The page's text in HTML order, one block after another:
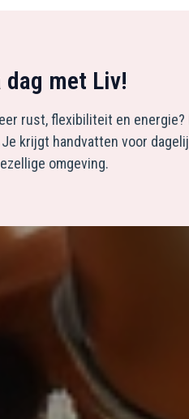
dag met Liv!
rust, flexibiliteit en energie?
Je krijgt handvatten voor
omgeving.